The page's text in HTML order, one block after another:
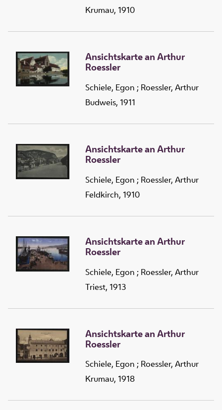
Krumau, 1910
Ansichtskarte an Arthur
Roessler
Schiele, Egon ; Roessler, Arthur
Budweis, 1911
Ansichtskarte an Arthur
Roessler
Schiele, Egon ; Roessler, Arthur
Feldkirch, 1910
Ansichtskarte an Arthur
Roessler
Schiele, Egon ; Roessler, Arthur
Triest, 1913
Ansichtskarte an Arthur
Roessler
Schiele, Egon ; Roessler, Arthur
Krumau, 1918